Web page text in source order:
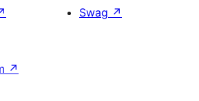
Swag ↗
↗